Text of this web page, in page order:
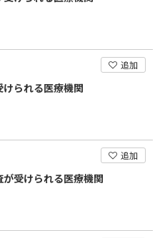
追加
られる医療機関
追加
受けられる医療機関